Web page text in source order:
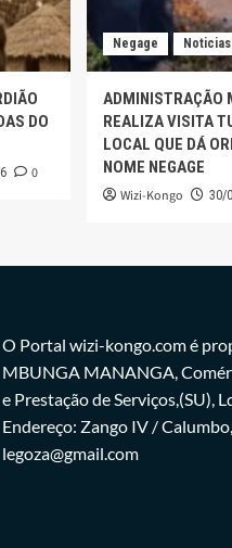
DO
0
Negage
ADMINISTRAÇÃO
REALIZA VISITA
LOCAL QUE DÁ
NOME NEGAGE
Wizi-Kongo 30/
O Portal wizi-kongo.com é
MBUNGA MANANGA,
e Prestação de Serviços,(SU),
Endereço: Zango IV /
legoza@gmail.com